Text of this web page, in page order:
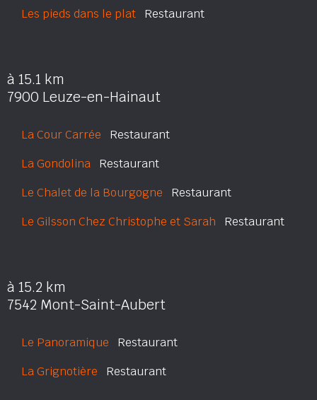
Les pieds dans le plat Restaurant
à 15.1 km
7900 Leuze-en-Hainaut
La Cour Carrée Restaurant
La Gondolina Restaurant
Le Chalet de la Bourgogne Restaurant
Le Gilsson Chez Christophe et Sarah Restaurant
à 15.2 km
7542 Mont-Saint-Aubert
Le Panoramique Restaurant
La Grignotière Restaurant